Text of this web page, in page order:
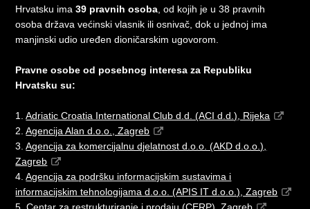
Hrvatsku ima39 pravnih osoba , od kojih je u 38 pravnih
osoba država većinski vlasnik ili osnivač, dok u jednoj ima
manjinski udio uređen dioničarskim ugovorom.
Pravne osobe od posebnog interesa za Republiku
Hrvatsku su:
1.Adriatic Croatia International Club d.d. (ACI d.d.), Rijeka
2.Agencija Alan d.o.o., Zagreb
3.Agencija za komercijalnu djelatnost d.o.o. (AKD d.o.o.),
Zagreb
4.Agencija za podršku informacijskim sustavima i
informacijskim tehnologijama d.o.o. (APIS IT d.o.o.), Zagreb
5.Centar za restrukturiranje i prodaju (CERP), Zagreb